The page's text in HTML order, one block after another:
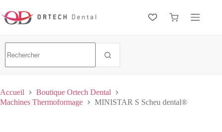
Accueil
Boutique Ortech Dental
Machines Thermoformage
MINISTAR S Scheu dental®